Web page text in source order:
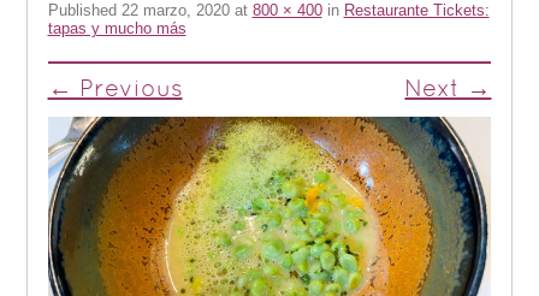
Published 22 marzo, 2020at 800 × 400in Restaurante Tickets:
tapas y mucho más
← Previous Next →